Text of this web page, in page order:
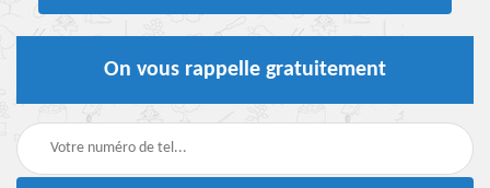
On vous rappelle gratuitement